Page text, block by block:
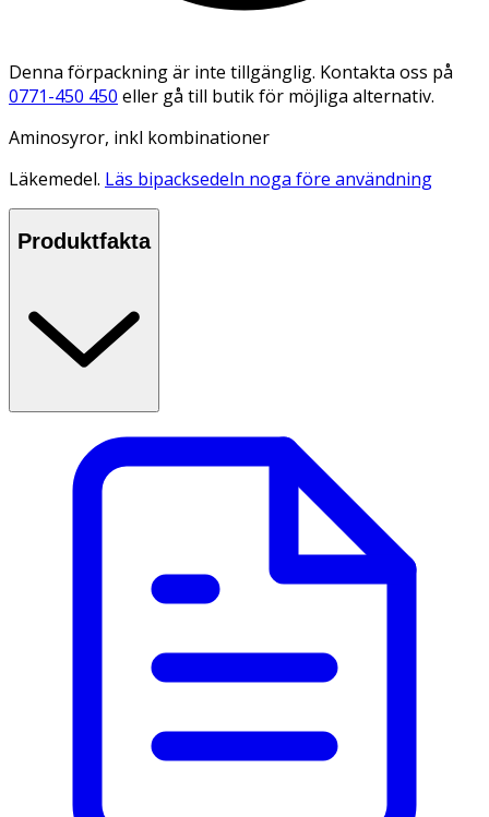
Denna förpackning är inte tillgänglig. Kontakta oss på
0771-450 450 eller gå till butik för möjliga alternativ.
Aminosyror, inkl kombinationer
Läkemedel. Läs bipacksedeln noga före användning
Produktfakta